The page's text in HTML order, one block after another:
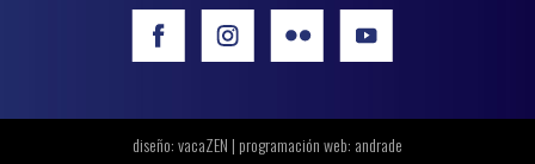
diseño: vacaZEN | programación web: andrade